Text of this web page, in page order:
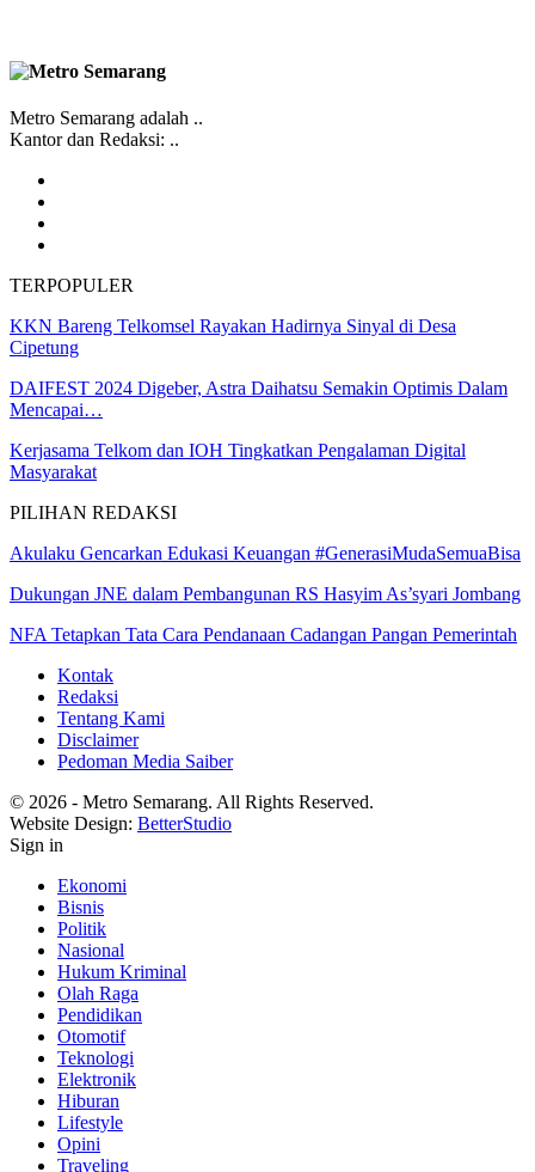
Metro Semarang adalah ..
Kantor dan Redaksi: ..
TERPOPULER
KKN Bareng Telkomsel Rayakan Hadirnya Sinyal di Desa
Cipetung
DAIFEST 2024 Digeber, Astra Daihatsu Semakin Optimis Dalam
Mencapai…
Kerjasama Telkom dan IOH Tingkatkan Pengalaman Digital
Masyarakat
PILIHAN REDAKSI
Akulaku Gencarkan Edukasi Keuangan #GenerasiMudaSemuaBisa
Dukungan JNE dalam Pembangunan RS Hasyim As’syari Jombang
NFA Tetapkan Tata Cara Pendanaan Cadangan Pangan Pemerintah
Kontak
Redaksi
Tentang Kami
Disclaimer
Pedoman Media Saiber
© 2026 - Metro Semarang. All Rights Reserved.
Website Design: BetterStudio
Sign in
Ekonomi
Bisnis
Politik
Nasional
Hukum Kriminal
Olah Raga
Pendidikan
Otomotif
Teknologi
Elektronik
Hiburan
Lifestyle
Opini
Traveling